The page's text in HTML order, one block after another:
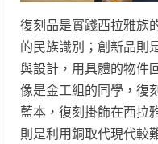
復刻品是實踐西拉雅族
的民族識別；創新品則
與設計，用具體的物件
像是金工組的同學，復
藍本，復刻掛飾在西拉
則是利用銅取代現代較